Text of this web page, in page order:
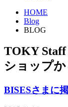
HOME
Blog
BLOG
TOKY Staff
ショップ
BISESさまに